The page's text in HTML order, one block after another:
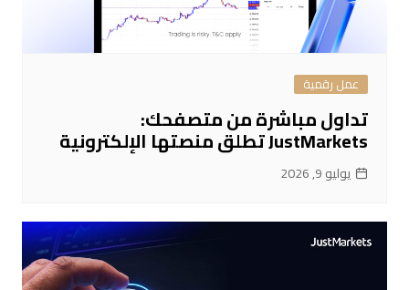
عمل رقمية
تداول مباشرة من متصفحك:
JustMarkets تطلق منصتها الإلكترونية
يوليو 9, 2026